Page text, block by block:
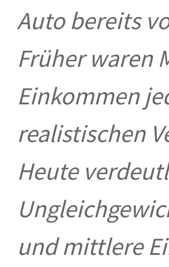
Auto bereits
Früher waren
Einkommen
realistischen
Heute
und mittlere